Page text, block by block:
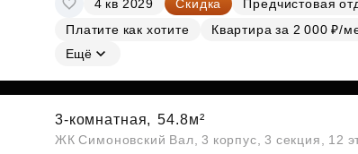
Субсидии
4 кв 2029 Скидка
Предчистовая
Платите как хотите
Квартира за 2 000 ₽/
Ещё
3-комнатная, 54.8м²
ЖК Симоновский Вал, 3 корпус, 3 секция, 12